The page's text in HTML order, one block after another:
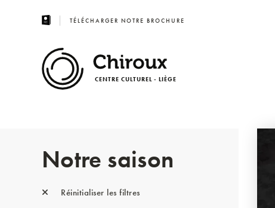
TÉLÉCHARGER NOTRE BROCHURE
CENTRE CULTUREL - LIÈGE
Notre saison
Réinitialiser les filtres